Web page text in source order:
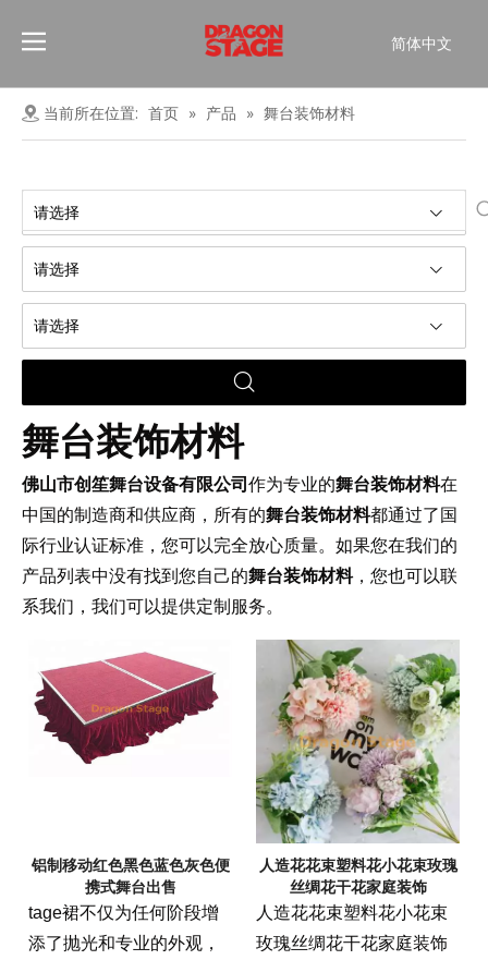
简体中文
Español
English
当前所在位置: 首页 » 产品 » 舞台装饰材料
请选择
请选择
请选择
舞台装饰材料
佛山市创笙舞台设备有限公司 作为专业的舞台装饰材料在
中国的制造商和供应商，所有的舞台装饰材料都通过了国
际行业认证标准，您可以完全放心质量。如果您在我们的
产品列表中没有找到您自己的舞台装饰材料，您也可以联
系我们，我们可以提供定制服务。
铝制移动红色黑色蓝色灰色便
携式舞台出售
tage裙不仅为任何阶段增
添了抛光和专业的外观，
人造花花束塑料花小花束玫瑰
丝绸花干花家庭装饰
人造花花束塑料花小花束
玫瑰丝绸花干花家庭装饰